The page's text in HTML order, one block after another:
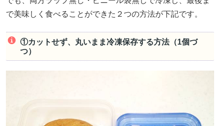
で美味しく食べることができた２つの方法が下記です。
①カットせず、丸いまま冷凍保存する方法（1個づ
つ）